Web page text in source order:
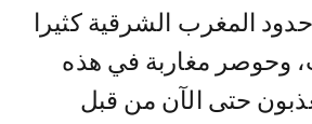
المغرب الشرقية كثيرا
وحوصر مغاربة في هذه
حتى الآن من قبل